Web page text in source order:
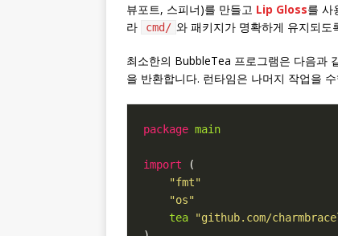
뷰포트, 스피너)를 만들고 Lip Gloss를 사
라
cmd/ 와 패키지가 명확하게 유지되도
최소한의 BubbleTea 프로그램은 다음과
을 반환합니다. 런타임은 나머지 작업을
package main
import
"fmt"
"os"
tea
"github.com/